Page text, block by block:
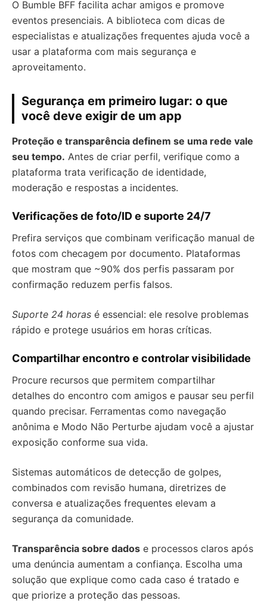
O Bumble BFF facilita achar amigos e promove
eventos presenciais. A biblioteca com dicas de
especialistas e atualizações frequentes ajuda você a
usar a plataforma com mais segurança e
aproveitamento.
Segurança em primeiro lugar: o que
você deve exigir de um app
Proteção e transparência definem se uma rede vale
seu tempo. Antes de criar perfil, verifique como a
plataforma trata verificação de identidade,
moderação e respostas a incidentes.
Verificações de foto/ID e suporte 24/7
Prefira serviços que combinam verificação manual de
fotos com checagem por documento. Plataformas
que mostram que ~90% dos perfis passaram por
confirmação reduzem perfis falsos.
Suporte 24 horas é essencial: ele resolve problemas
rápido e protege usuários em horas críticas.
Compartilhar encontro e controlar visibilidade
Procure recursos que permitem compartilhar
detalhes do encontro com amigos e pausar seu perfil
quando precisar. Ferramentas como navegação
anônima e Modo Não Perturbe ajudam você a ajustar
exposição conforme sua vida.
Sistemas automáticos de detecção de golpes,
combinados com revisão humana, diretrizes de
conversa e atualizações frequentes elevam a
segurança da comunidade.
Transparência sobre dados e processos claros após
uma denúncia aumentam a confiança. Escolha uma
solução que explique como cada caso é tratado e
que priorize a proteção das pessoas.